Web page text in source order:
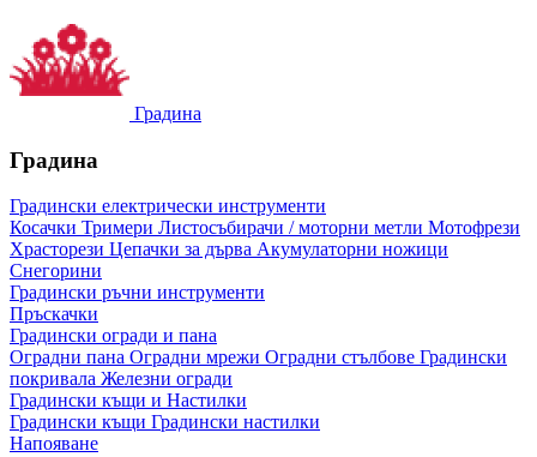
Градина
Градина
Градински електрически инструменти
Косачки Тримери Листосъбирачи / моторни метли Мотофрези
Храсторези Цепачки за дърва Акумулаторни ножици
Снегорини
Градински ръчни инструменти
Пръскачки
Градински огради и пана
Оградни пана Оградни мрежи Оградни стълбове Градински
покривала Железни огради
Градински къщи и Настилки
Градински къщи Градински настилки
Напояване